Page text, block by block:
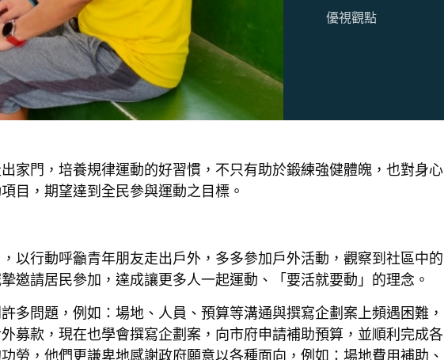
優視觀點
家門，培養規律運動的好習慣，不只有助於鍛練強健體魄，也對身心
目，期望達到全民參與運動之目標。
以行動呼籲青年朋友走出戶外，多多參加戶外活動，觀察到社區中的
邀請居民參加，達成讓更多人一起運動、「要活就要動」的理念。
多問題，例如：場地、人員、預算等溝通與撰寫企劃案上頻遇困難，
募款，現在也學會撰寫企劃案，向市府申請補助預算，並順利完成各
勞，他們更謙卑地感謝政府願意以各種面向，例如：場地費用補助、